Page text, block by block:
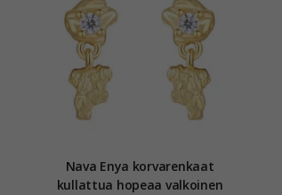
Nava Enya korvarenkaat
kullattua hopeaa valkoinen